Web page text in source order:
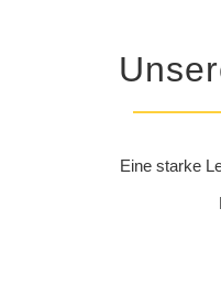
Eine starke